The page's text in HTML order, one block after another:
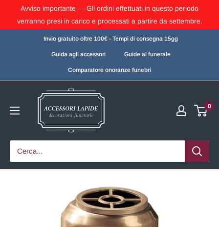
Avviso importante — Gli ordini effettuati in questo periodo
verranno presi in carico e processati a partire da settembre.
Invio gratuito oltre 100€ - Tempi di consegna 15gg
Guida agli accessori Guide al funerale
Comparatore onoranze funebri
0